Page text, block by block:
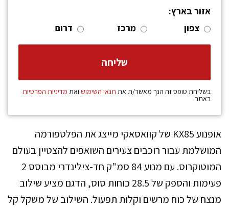
אזור בארץ:
צפון
מרכז דרום
בשליחת טופס זה הנך מאשר/ת את תנאי השימוש ואת מדיניות הפרטיות
באתר.
אופנוע KX85 של קוואסאקי מייצג את הפלטפורמה
המושלמת עבור רוכבים צעירים השואפים להצטיין בעולם
המוטוקרוס. עם מנוע 84 סמ"ק חד-צילינדרי מבוסס 2
פעימות והספק של 28.5 כוחות סוס, הדגם מציע שילוב
מנצח של כוח מרשים וקלות תפעול. השילוב של משקל קל